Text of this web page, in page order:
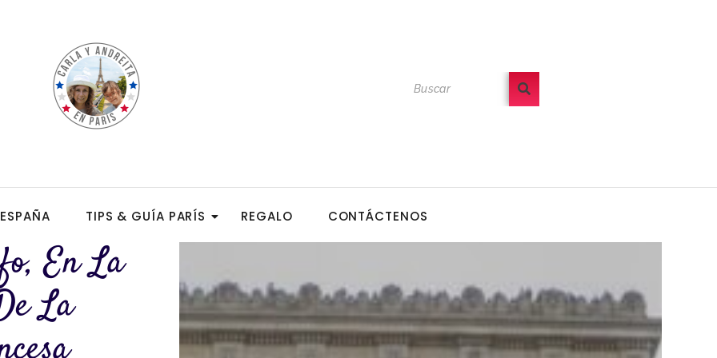
ESPAÑA TIPS & GUÍA PARÍS REGALO CONTÁCTENOS
En La
La